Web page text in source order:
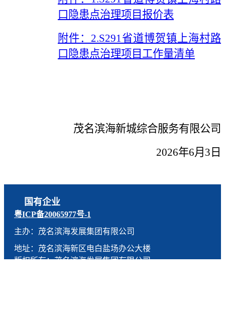
口隐患点治理项目报价表
附件：2.S291省道博贺镇上海村路
口隐患点治理项目工作量清单
茂名滨海新城综合服务有限公司
2026年6月3日
国有企业
粤ICP备20065977号-1
主办：茂名滨海发展集团有限公司
地址：茂名滨海新区电白盐场办公大楼
版权所有：茂名滨海发展集团有限公司